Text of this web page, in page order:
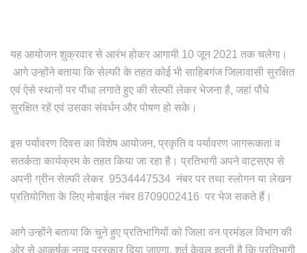
यह आयोजन शुक्रवार से आरंभ होकर आगामी 10 जून 2021 तक चलेगा।
आगे उन्होंने बताया कि सेल्फी के तहत कोई भी साहिबगंज जिलावासी सुरक्षित
एवं ऐसे स्थानों पर पौधा लगाते हुए की सेल्फी लेकर भेजना है, जहां पौधे
सुरक्षित रहें एवं उसका संवर्धन और पोषण हो सके।
इस पर्यावरण दिवस का विशेष आयोजन, प्रकृति व पर्यावरण जागरूकता व
सतर्कता कार्यक्रम के तहत किया जा रहा है। प्रतिभागी अपने वाट्सएप से
अपनी ग्रीन सेल्फी लेकर 9534447534 नंबर पर तथा स्लोगन या लेखन
प्रतियोगिता के लिए मोबाईल नंबर 8709002416 पर भेज सकते हैं।
आगे उन्होंने बताया कि चुने हुए प्रतिभागियों को जिला वन प्रमंडल विभाग की
ओर से आकर्षक नगद पुरस्कार दिया जाएगा, शर्त केवल इतनी है कि प्रतिभागी